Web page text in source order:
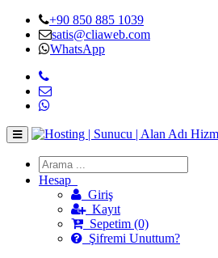
+90 850 885 1039
satis@cliaweb.com
WhatsApp
Hesap
Giriş
Kayıt
Sepetim (0)
Şifremi Unuttum?